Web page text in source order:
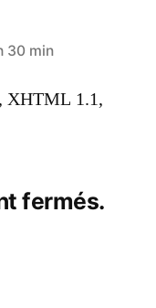
30 min
XHTML 1.1,
fermés.